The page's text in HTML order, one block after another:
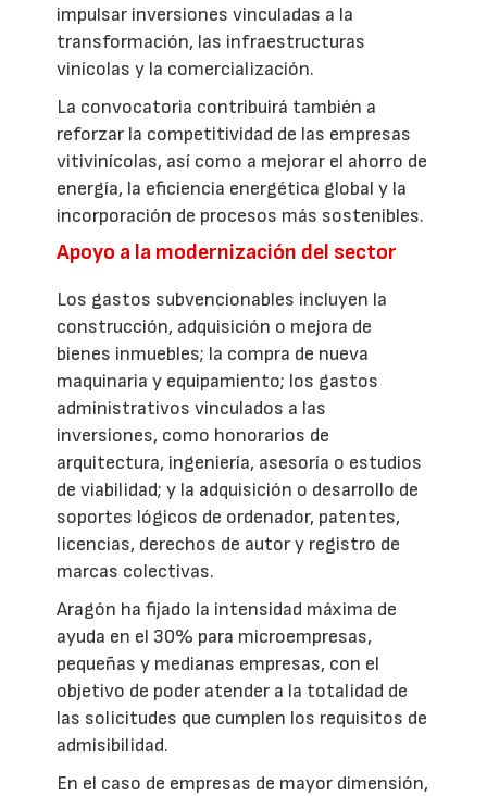
impulsar inversiones vinculadas a la
transformación, las infraestructuras
vinícolas y la comercialización.
La convocatoria contribuirá también a
reforzar la competitividad de las empresas
vitivinícolas, así como a mejorar el ahorro de
energía, la eficiencia energética global y la
incorporación de procesos más sostenibles.
Apoyo a la modernización del sector
Los gastos subvencionables incluyen la
construcción, adquisición o mejora de
bienes inmuebles; la compra de nueva
maquinaria y equipamiento; los gastos
administrativos vinculados a las
inversiones, como honorarios de
arquitectura, ingeniería, asesoría o estudios
de viabilidad; y la adquisición o desarrollo de
soportes lógicos de ordenador, patentes,
licencias, derechos de autor y registro de
marcas colectivas.
Aragón ha fijado la intensidad máxima de
ayuda en el 30% para microempresas,
pequeñas y medianas empresas, con el
objetivo de poder atender a la totalidad de
las solicitudes que cumplen los requisitos de
admisibilidad.
En el caso de empresas de mayor dimensión,